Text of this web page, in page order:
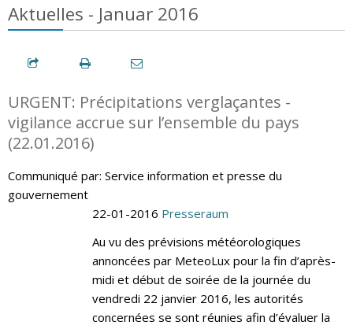
Aktuelles - Januar 2016
URGENT: Précipitations verglaçantes -
vigilance accrue sur l’ensemble du pays
(22.01.2016)
Communiqué par: Service information et presse du
gouvernement
22-01-2016 Presseraum
Au vu des prévisions météorologiques
annoncées par MeteoLux pour la fin d’après-
midi et début de soirée de la journée du
vendredi 22 janvier 2016, les autorités
concernées se sont réunies afin d’évaluer la